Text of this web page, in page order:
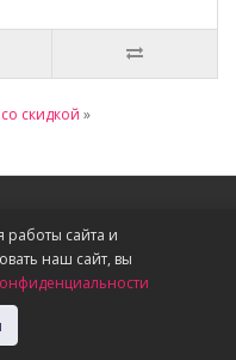
скидкой »
работы сайта и
наш сайт, вы